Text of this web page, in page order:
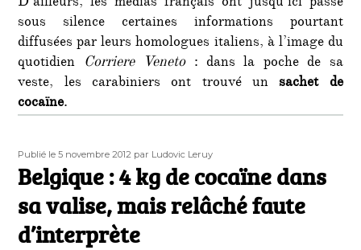
sous silence certaines informations pourtant
diffusées par leurs homologues italiens, à l’image du
quotidien Corriere Veneto: dans la poche de sa
veste, les carabiniers ont trouvé un sachet de
cocaïne.
Publié
le
Publié le 5 novembre 2012 Auteur
par Ludovic Leruy
Belgique : 4 kg de cocaïne dans
sa valise, mais relâché faute
d’interprète